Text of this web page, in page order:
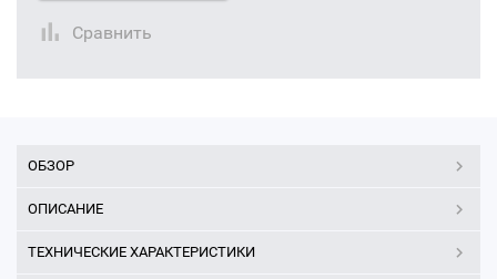
Сравнить
ОБЗОР
ОПИСАНИЕ
ТЕХНИЧЕСКИЕ ХАРАКТЕРИСТИКИ